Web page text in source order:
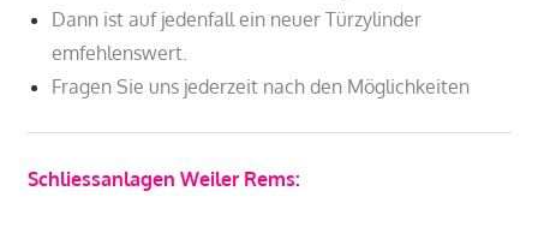
Dann ist auf jedenfall ein neuer Türzylinder
emfehlenswert.
Fragen Sie uns jederzeit nach den Möglichkeiten
Schliessanlagen Weiler Rems: